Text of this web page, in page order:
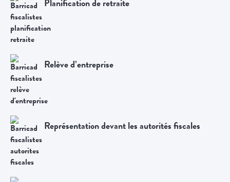
Planification de retraite
Relève d’entreprise
Représentation devant les autorités fiscales